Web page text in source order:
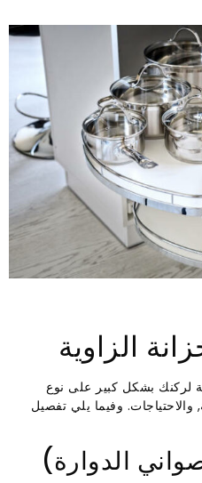
الزاوية
لركنك بشكل كبير على نوع
وفيما يلي تفصيل
الدوارة)